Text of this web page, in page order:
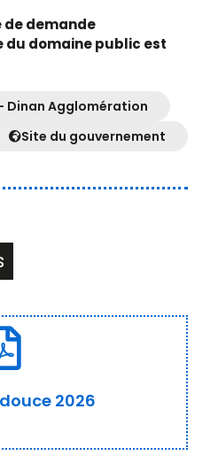
demande
domaine public est
- Dinan Agglomération
Site du gouvernement
2026